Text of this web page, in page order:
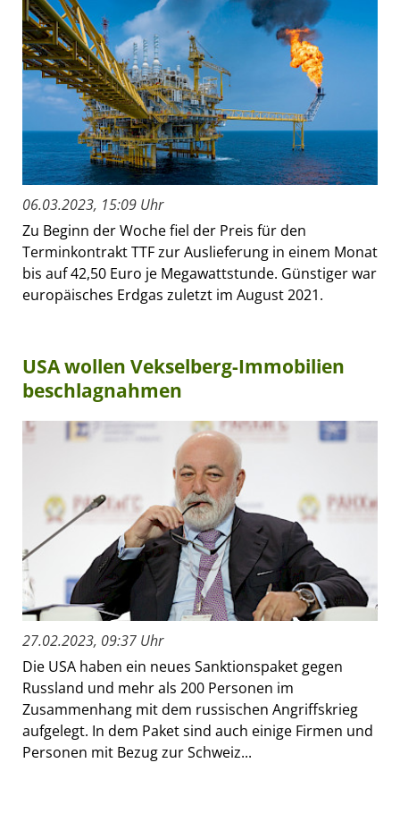
06.03.2023, 15:09 Uhr
Zu Beginn der Woche fiel der Preis für den
Terminkontrakt TTF zur Auslieferung in einem Monat
bis auf 42,50 Euro je Megawattstunde. Günstiger war
europäisches Erdgas zuletzt im August 2021.
USA wollen Vekselberg-Immobilien
beschlagnahmen
27.02.2023, 09:37 Uhr
Die USA haben ein neues Sanktionspaket gegen
Russland und mehr als 200 Personen im
Zusammenhang mit dem russischen Angriffskrieg
aufgelegt. In dem Paket sind auch einige Firmen und
Personen mit Bezug zur Schweiz...